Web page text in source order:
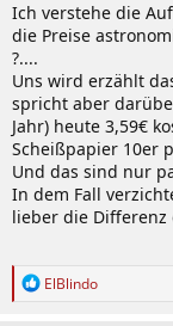
Ich verstehe die
die Preise
?....
Uns wird erzählt
spricht aber
Jahr) heute 3,59€
Scheißpapier 10er
Und das sind nur
In dem Fall
lieber die Differenz
R
ElBlindo